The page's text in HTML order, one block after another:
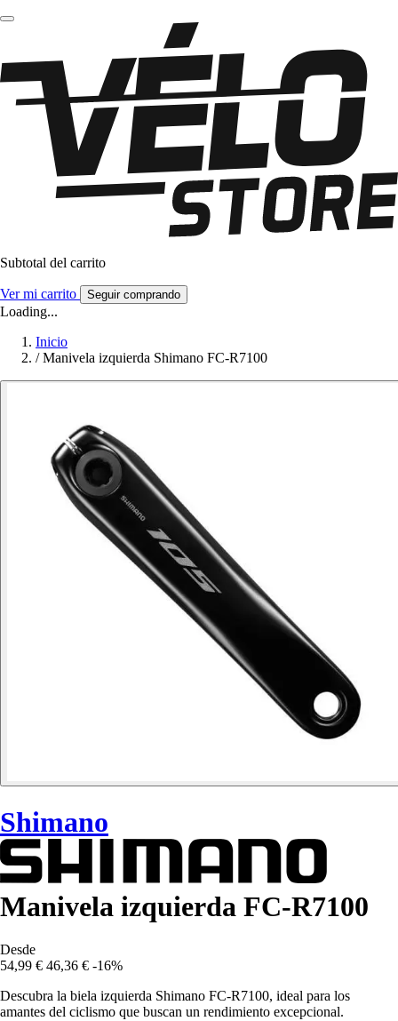
Subtotal del carrito
Ver mi carrito Seguir comprando
Loading...
Inicio
/ Manivela izquierda Shimano FC-R7100
Shimano
Manivela izquierda FC-R7100
Desde
54,99 € 46,36 € -16%
Descubra la biela izquierda Shimano FC-R7100, ideal para los
amantes del ciclismo que buscan un rendimiento excepcional.